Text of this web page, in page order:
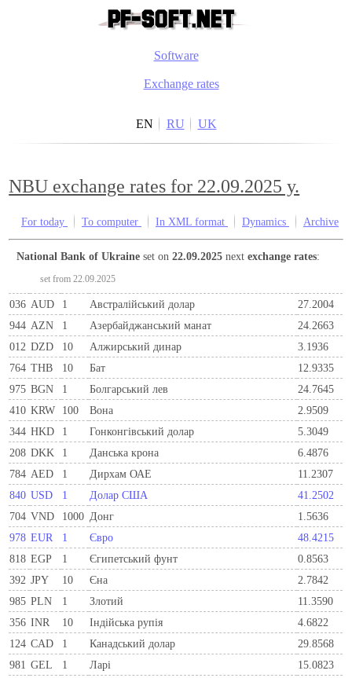
Software
Exchange rates
EN RU UK
NBU exchange rates for 22.09.2025 y.
For today To computer In XML format Dynamics Archive
National Bank of Ukraine set on22.09.2025 nextexchange rates:
set from 22.09.2025
036 AUD 1 Австралійський долар
27.2004
944 AZN 1 Азербайджанський манат
24.2663
012 DZD 10 Алжирський динар
3.1936
764 THB 10 Бат
12.9335
975 BGN 1 Болгарський лев
24.7645
410 KRW 100 Вона
2.9509
344 HKD 1 Гонконгівський долар
5.3049
208 DKK 1 Данська крона
6.4876
784 AED 1 Дирхам ОАЕ
11.2307
840 USD 1 Долар США
41.2502
704 VND 1000 Донг
1.5636
978 EUR 1 Євро
48.4215
818 EGP 1 Єгипетський фунт
0.8563
392 JPY 10 Єна
2.7842
985 PLN 1 Злотий
11.3590
356 INR 10 Індійська рупія
4.6822
124 CAD 1 Канадський долар
29.8568
981 GEL 1 Ларi
15.0823